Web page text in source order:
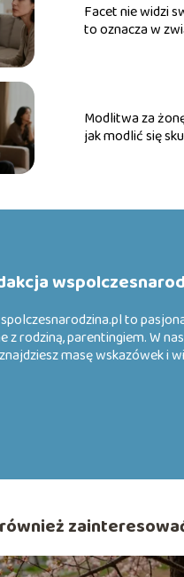
Facet nie widzi
to oznacza w
Modlitwa za
jak modlić się
to
z rodziną, parentingiem. W
znajdziesz masę wskazówek i